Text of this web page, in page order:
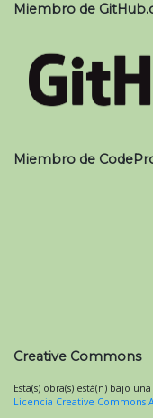
Miembro de
Miembro de
Creative Commons
Esta(s) obra(s) está(n) bajo una
Licencia Creative Commons